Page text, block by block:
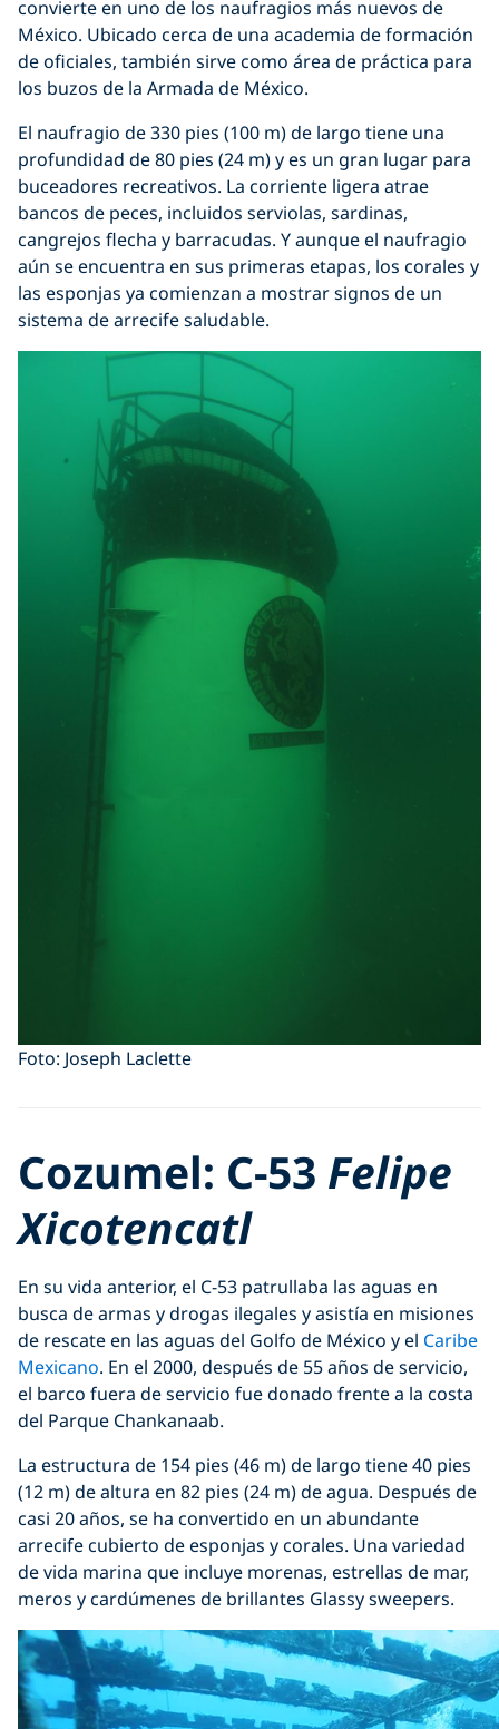
convierte en uno de los naufragios más nuevos de
México. Ubicado cerca de una academia de formación
de oficiales, también sirve como área de práctica para
los buzos de la Armada de México.
El naufragio de 330 pies (100 m) de largo tiene una
profundidad de 80 pies (24 m) y es un gran lugar para
buceadores recreativos. La corriente ligera atrae
bancos de peces, incluidos serviolas, sardinas,
cangrejos flecha y barracudas. Y aunque el naufragio
aún se encuentra en sus primeras etapas, los corales y
las esponjas ya comienzan a mostrar signos de un
sistema de arrecife saludable.
Foto: Joseph Laclette
Cozumel: C-53 Felipe
Xicotencatl
En su vida anterior, el C-53 patrullaba las aguas en
busca de armas y drogas ilegales y asistía en misiones
de rescate en las aguas del Golfo de México y el Caribe
Mexicano. En el 2000, después de 55 años de servicio,
el barco fuera de servicio fue donado frente a la costa
del Parque Chankanaab.
La estructura de 154 pies (46 m) de largo tiene 40 pies
(12 m) de altura en 82 pies (24 m) de agua. Después de
casi 20 años, se ha convertido en un abundante
arrecife cubierto de esponjas y corales. Una variedad
de vida marina que incluye morenas, estrellas de mar,
meros y cardúmenes de brillantes Glassy sweepers.